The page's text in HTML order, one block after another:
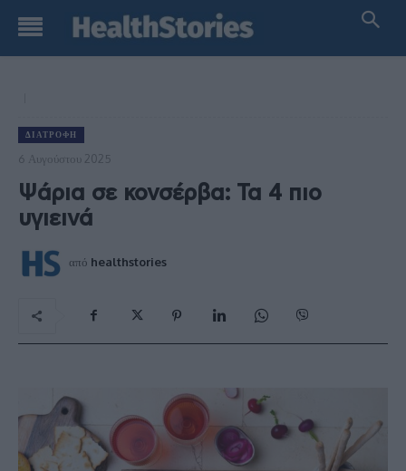
ΔΙΑΤΡΟΦΉ
6 Αυγούστου 2025
Ψάρια σε κονσέρβα: Τα 4 πιο
υγιεινά
από healthstories